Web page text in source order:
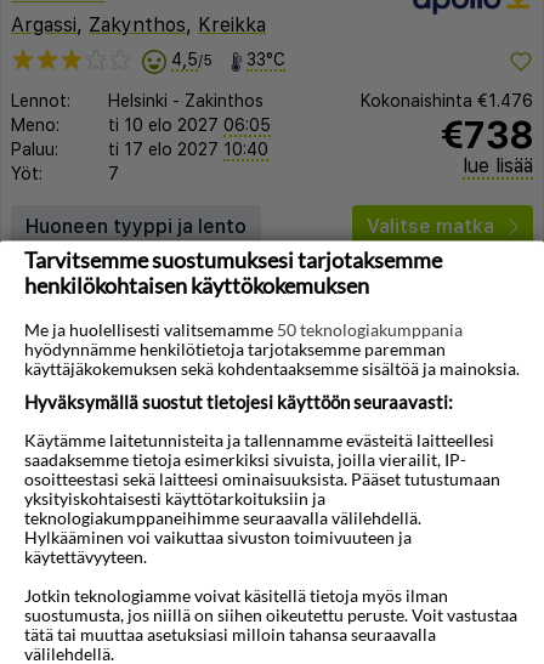
Argassi, Zakynthos, Kreikka
4,5/5 33°C
Lennot: Helsinki - Zakinthos
Meno:
ti 10 elo 2027 06:05
Paluu:
ti 17 elo 2027 10:40
Yöt:
7
Kokonaishinta €1.476
€738
lue lisää
Huoneen tyyppi ja lento Valitse matka
◀︎
Palmyra Zakynthos
Argassi,Zakynthos,Kreikka
Tarvitsemme suostumuksesi tarjotaksemme
henkilökohtaisen käyttökokemuksen
Me ja huolellisesti valitsemamme 50 teknologiakumppania
hyödynnämme henkilötietoja tarjotaksemme paremman
käyttäjäkokemuksen sekä kohdentaaksemme sisältöä ja mainoksia.
Hyväksymällä suostut tietojesi käyttöön seuraavasti:
Käytämme laitetunnisteita ja tallennamme evästeitä laitteellesi
saadaksemme tietoja esimerkiksi sivuista, joilla vierailit, IP-
osoitteestasi sekä laitteesi ominaisuuksista. Pääset tutustumaan
yksityiskohtaisesti käyttötarkoituksiin ja
teknologiakumppaneihimme seuraavalla välilehdellä.
Hylkääminen voi vaikuttaa sivuston toimivuuteen ja
käytettävyyteen.
Jotkin teknologiamme voivat käsitellä tietoja myös ilman
suostumusta, jos niillä on siihen oikeutettu peruste. Voit vastustaa
tätä tai muuttaa asetuksiasi milloin tahansa seuraavalla
välilehdellä.